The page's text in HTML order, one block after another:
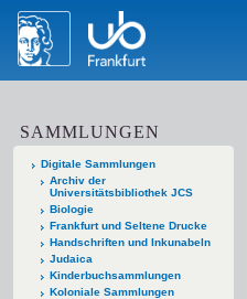
SAMMLUNGEN
Digitale Sammlungen
Archiv der
Universitätsbibliothek JCS
Biologie
Frankfurt und Seltene Drucke
Handschriften und Inkunabeln
Judaica
Kinderbuchsammlungen
Koloniale Sammlungen